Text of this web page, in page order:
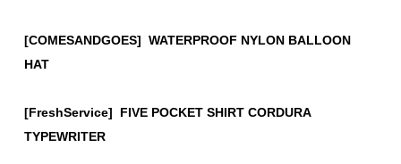
[COMESANDGOES] WATERPROOF NYLON BALLOON
HAT
[FreshService] FIVE POCKET SHIRT CORDURA
TYPEWRITER